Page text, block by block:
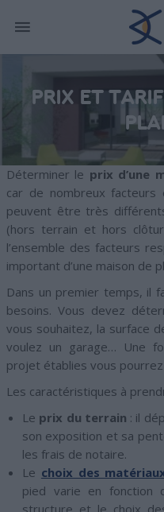
PRIX ET
Déterminer le prix d’une
car de nombreux
peuvent être très
(hors terrain et hors
l’ensemble des facteurs
important d’une maison de
Dans un premier temps, il
besoins. Vous devez
vous souhaitez, la surface
voulez un garage… Une
projet établies vous
Les caractéristiques à
Le prix du terrain : il
son exposition et sa
les frais de notaire.
Le choix des
pied varie en fonction
structure et le choix